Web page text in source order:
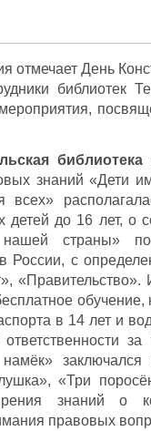
отмечает День
библиотек
библиотека
знаний «Дети
детей до 16 лет, о
страны»
России, с
«Правительство».
обучение,
в 14 лет и
«Три
знаний о
правовых